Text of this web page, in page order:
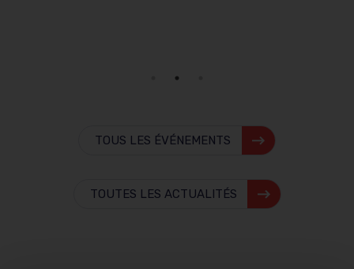
TOUS LES ÉVÉNEMENTS
TOUTES LES ACTUALITÉS